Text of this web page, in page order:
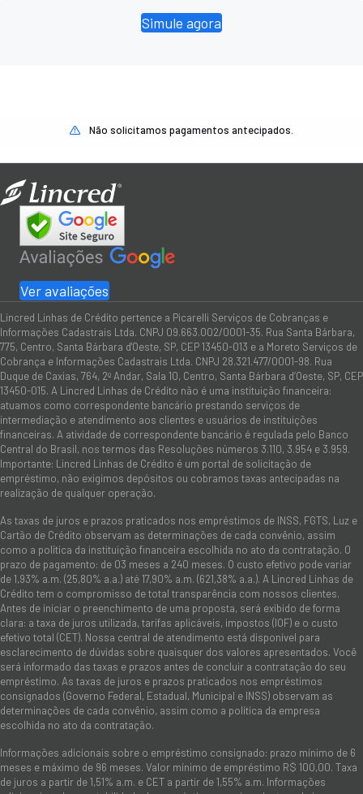
Simule agora
Não solicitamos pagamentos antecipados.
Ver avaliações
Lincred Linhas de Crédito pertence a Picarelli Serviços de Cobranças e
Informações Cadastrais Ltda. CNPJ 09.663.002/0001-35. Rua Santa Bárbara,
775, Centro, Santa Bárbara d'Oeste, SP, CEP 13450-013 e a Moreto Serviços de
Cobrança e Informações Cadastrais Ltda. CNPJ 28.321.477/0001-98. Rua
Duque de Caxias, 764, 2º Andar, Sala 10, Centro, Santa Bárbara d’Oeste, SP, CEP
13450-015. A Lincred Linhas de Crédito não é uma instituição financeira:
atuamos como correspondente bancário prestando serviços de
intermediação e atendimento aos clientes e usuários de instituições
financeiras. A atividade de correspondente bancário é regulada pelo Banco
Central do Brasil, nos termos das Resoluções números 3.110, 3.954 e 3.959.
Importante: Lincred Linhas de Crédito é um portal de solicitação de
empréstimo, não exigimos depósitos ou cobramos taxas antecipadas na
realização de qualquer operação.
As taxas de juros e prazos praticados nos empréstimos de INSS, FGTS, Luz e
Cartão de Crédito observam as determinações de cada convênio, assim
como a política da instituição financeira escolhida no ato da contratação. O
prazo de pagamento: de 03 meses a 240 meses. O custo efetivo pode variar
de 1,93% a.m. (25,80% a.a.) até 17,90% a.m. (621,38% a.a.). A Lincred Linhas de
Crédito tem o compromisso de total transparência com nossos clientes.
Antes de iniciar o preenchimento de uma proposta, será exibido de forma
clara: a taxa de juros utilizada, tarifas aplicáveis, impostos (IOF) e o custo
efetivo total (CET). Nossa central de atendimento está disponível para
esclarecimento de dúvidas sobre quaisquer dos valores apresentados. Você
será informado das taxas e prazos antes de concluir a contratação do seu
empréstimo. As taxas de juros e prazos praticados nos empréstimos
consignados (Governo Federal, Estadual, Municipal e INSS) observam as
determinações de cada convênio, assim como a política da empresa
escolhida no ato da contratação.
Informações adicionais sobre o empréstimo consignado: prazo mínimo de 6
meses e máximo de 96 meses. Valor mínimo de empréstimo R$ 100,00. Taxa
de juros a partir de 1,51% a.m. e CET a partir de 1,55% a.m. Informações